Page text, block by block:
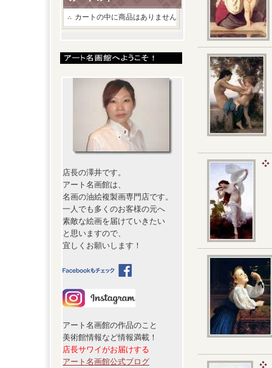
カートの中に商品はありません
店長の澤井です。
アート名画館は、
名画の油絵複製画専門店です。
一人でも多くのお客様の元へ
素敵な絵画を届けていきたい
と思いますので、
宜しくお願いします！
アート名画館の作品のこと
美術館情報など情報満載！
店長サワイがお届けする
アート名画館公式ブログ